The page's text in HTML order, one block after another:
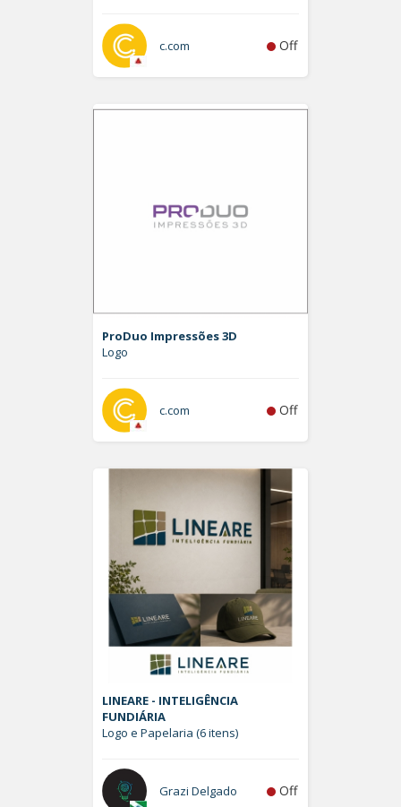
c.com Off
ProDuo Impressões 3D
Logo
c.com Off
LINEARE - INTELIGÊNCIA
FUNDIÁRIA
Logo e Papelaria (6 itens)
Grazi Delgado Off